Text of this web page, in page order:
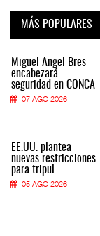
MÁS POPULARES
Miguel Ángel Bres
encabezará
seguridad en CONCA
07 AGO 2026
EE.UU. plantea
nuevas restricciones
para tripul
05 AGO 2026